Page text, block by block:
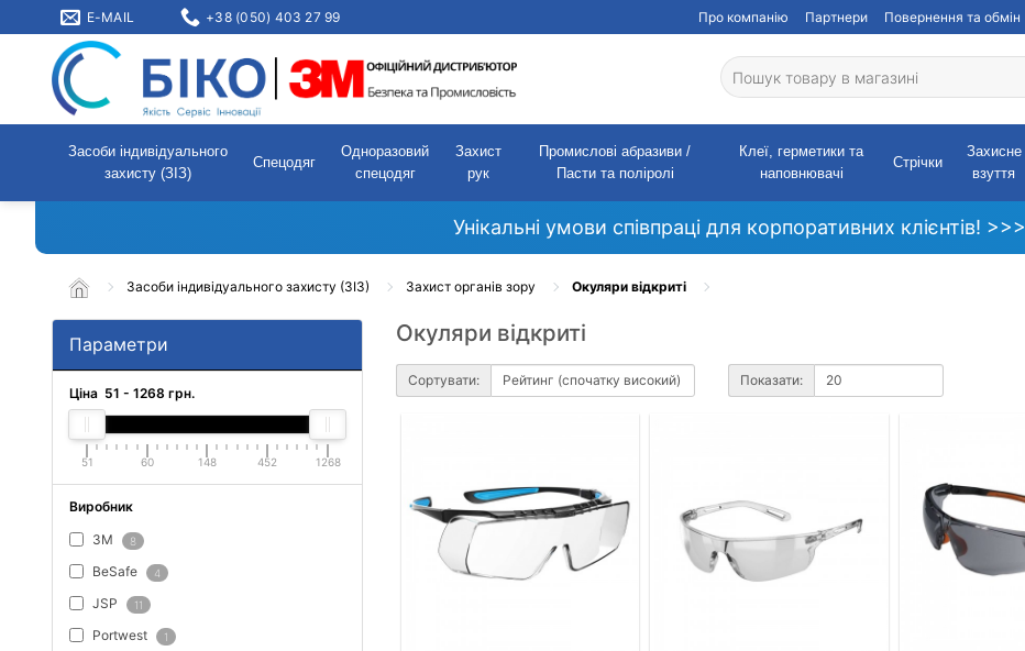
E-MAIL +38 (050) 403 27 99 Про компанію Партнери Повернення та обмін
Засоби індивідуального
захисту (ЗІЗ)
Спецодяг
Одноразовий
спецодяг
Захист
рук
Промислові абразиви /
Пасти та поліролі
Клеї, герметики та
наповнювачі
Стрічки
Захисне
взуття
Унікальні умови співпраці для корпоративних клієнтів! >>>
Засоби індивідуального захисту (ЗІЗ) Захист органів зору Окуляри відкриті
Параметри
Ціна 51 - 1268 грн.
51 60 148 452 1268
Виробник
3M 8
BeSafe 4
JSP 11
Portwest 1
Окуляри відкриті
Сортувати: Показати: